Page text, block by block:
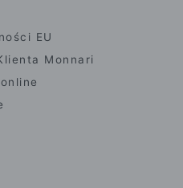
EU
Monnari